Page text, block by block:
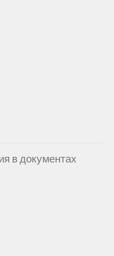
в документах